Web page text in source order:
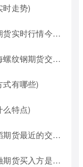
时走势)
实时行情今天)
纹钢期货交割)
有哪些)
么特点)
交易价格是什么)
是否有履约权利)